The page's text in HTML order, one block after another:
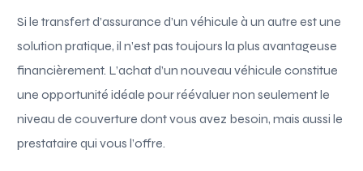
Si le transfert d’assurance d’un véhicule à un autre est une
solution pratique, il n’est pas toujours la plus avantageuse
financièrement. L’achat d’un nouveau véhicule constitue
une opportunité idéale pour réévaluer non seulement le
niveau de couverture dont vous avez besoin, mais aussi le
prestataire qui vous l’offre.